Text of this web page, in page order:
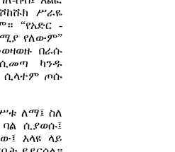
ሥራዬ
“የአድር -
የለውም”
በራሱ
ካንዱ
ሲላተም ጦሱ
ለማ፤ ስለ
ሲያወሱ፤
እላዩ ላይ